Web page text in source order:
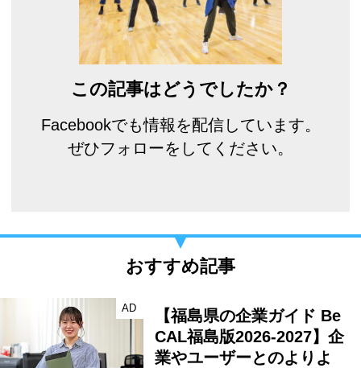
この記事はどうでしたか？
Facebookでも情報を配信しています。
ぜひフォローをしてください。
おすすめ記事
AD
【福島県の企業ガイド Be
CAL福島版2026-2027】企
業やユーザーとのよりよ